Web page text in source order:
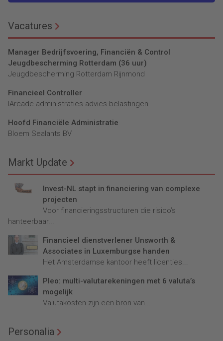
Vacatures
Manager Bedrijfsvoering, Financiën & Control
Jeugdbescherming Rotterdam (36 uur)
Jeugdbescherming Rotterdam Rijnmond
Financieel Controller
lArcade administraties-advies-belastingen
Hoofd Financiële Administratie
Bloem Sealants BV
Markt Update
Invest-NL stapt in financiering van complexe
projecten
Voor financieringsstructuren die risico’s
hanteerbaar...
Financieel dienstverlener Unsworth &
Associates in Luxemburgse handen
Het Amsterdamse kantoor heeft licenties...
Pleo: multi-valutarekeningen met 6 valuta’s
mogelijk
Valutakosten zijn een bron van...
Personalia